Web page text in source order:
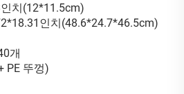
치(12*11.5cm)
인치(48.6*24.7*46.5cm)
개
PE 뚜껑)